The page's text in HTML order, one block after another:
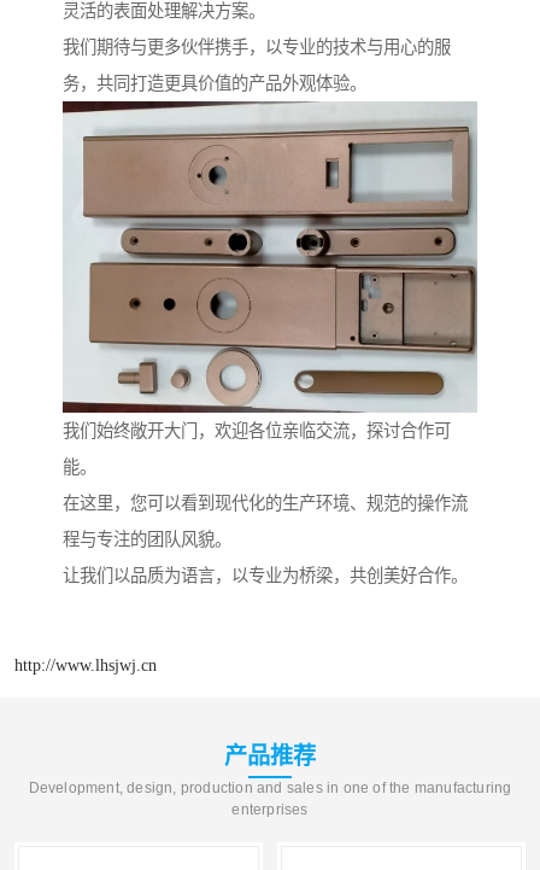
灵活的表面处理解决方案。
我们期待与更多伙伴携手，以专业的技术与用心的服
务，共同打造更具价值的产品外观体验。
我们始终敞开大门，欢迎各位亲临交流，探讨合作可
能。
在这里，您可以看到现代化的生产环境、规范的操作流
程与专注的团队风貌。
让我们以品质为语言，以专业为桥梁，共创美好合作。
http://www.lhsjwj.cn
产品推荐
Development, design, production and sales in one of the manufacturing
enterprises